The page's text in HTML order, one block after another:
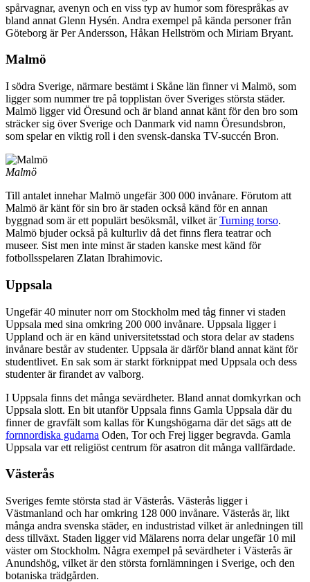
spårvagnar, avenyn och en viss typ av humor som förespråkas av
bland annat Glenn Hysén. Andra exempel på kända personer från
Göteborg är Per Andersson, Håkan Hellström och Miriam Bryant.
Malmö
I södra Sverige, närmare bestämt i Skåne län finner vi Malmö, som
ligger som nummer tre på topplistan över Sveriges största städer.
Malmö ligger vid Öresund och är bland annat känt för den bro som
sträcker sig över Sverige och Danmark vid namn Öresundsbron,
som spelar en viktig roll i den svensk-danska TV-succén Bron.
Malmö
Till antalet innehar Malmö ungefär 300 000 invånare. Förutom att
Malmö är känt för sin bro är staden också känd för en annan
byggnad som är ett populärt besöksmål, vilket ärTurning torso.
Malmö bjuder också på kulturliv då det finns flera teatrar och
museer. Sist men inte minst är staden kanske mest känd för
fotbollsspelaren Zlatan Ibrahimovic.
Uppsala
Ungefär 40 minuter norr om Stockholm med tåg finner vi staden
Uppsala med sina omkring 200 000 invånare. Uppsala ligger i
Uppland och är en känd universitetsstad och stora delar av stadens
invånare består av studenter. Uppsala är därför bland annat känt för
studentlivet. En sak som är starkt förknippat med Uppsala och dess
studenter är firandet av valborg.
I Uppsala finns det många sevärdheter. Bland annat domkyrkan och
Uppsala slott. En bit utanför Uppsala finns Gamla Uppsala där du
finner de gravfält som kallas för Kungshögarna där det sägs att de
fornnordiska gudarna Oden, Tor och Frej ligger begravda. Gamla
Uppsala var ett religiöst centrum för asatron dit många vallfärdade.
Västerås
Sveriges femte största stad är Västerås. Västerås ligger i
Västmanland och har omkring 128 000 invånare. Västerås är, likt
många andra svenska städer, en industristad vilket är anledningen till
dess tillväxt. Staden ligger vid Mälarens norra delar ungefär 10 mil
väster om Stockholm. Några exempel på sevärdheter i Västerås är
Anundshög, vilket är den största fornlämningen i Sverige, och den
botaniska trädgården.